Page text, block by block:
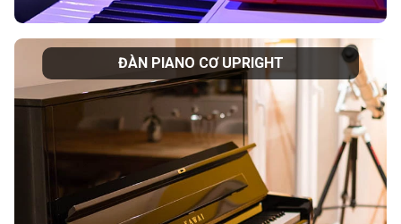
ĐÀN PIANO CƠ UPRIGHT